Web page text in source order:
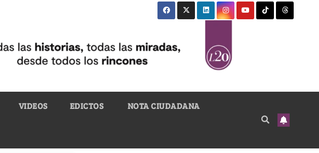
VIDEOS EDICTOS NOTA CIUDADANA